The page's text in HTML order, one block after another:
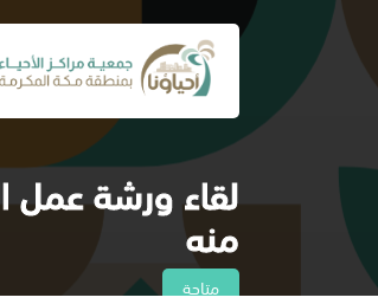
لقاء ورشة عمل
منه
متاحة